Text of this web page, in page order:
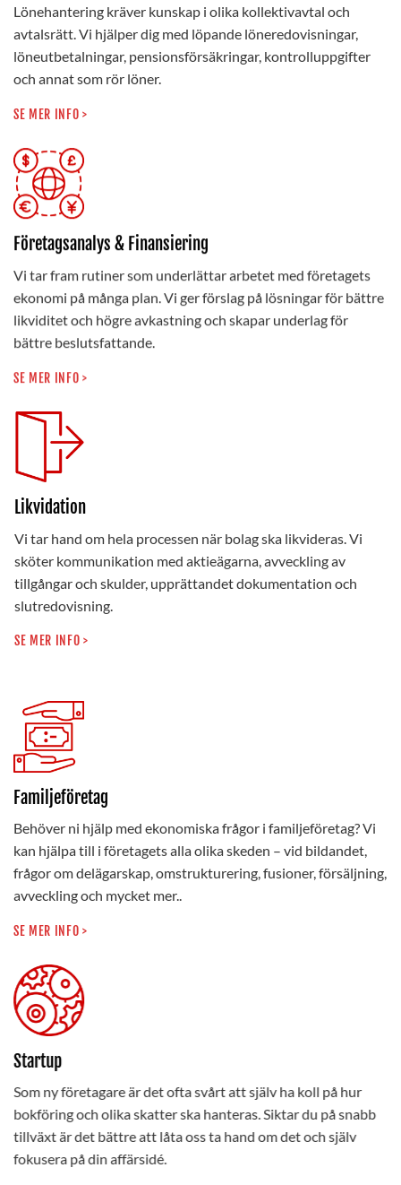
Lönehantering kräver kunskap i olika kollektivavtal och
avtalsrätt. Vi hjälper dig med löpande löneredovisningar,
löneutbetalningar, pensionsförsäkringar, kontrolluppgifter
och annat som rör löner.
SE MER INFO >
Företagsanalys & Finansiering
Vi tar fram rutiner som underlättar arbetet med företagets
ekonomi på många plan. Vi ger förslag på lösningar för bättre
likviditet och högre avkastning och skapar underlag för
bättre beslutsfattande.
SE MER INFO >
Likvidation
Vi tar hand om hela processen när bolag ska likvideras. Vi
sköter kommunikation med aktieägarna, avveckling av
tillgångar och skulder, upprättandet dokumentation och
slutredovisning.
SE MER INFO >
Familjeföretag
Behöver ni hjälp med ekonomiska frågor i familjeföretag? Vi
kan hjälpa till i företagets alla olika skeden – vid bildandet,
frågor om delägarskap, omstrukturering, fusioner, försäljning,
avveckling och mycket mer..
SE MER INFO >
Startup
Som ny företagare är det ofta svårt att själv ha koll på hur
bokföring och olika skatter ska hanteras. Siktar du på snabb
tillväxt är det bättre att låta oss ta hand om det och själv
fokusera på din affärsidé.